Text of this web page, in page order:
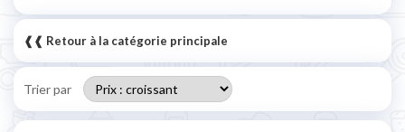
❰❰ Retour à la catégorie principale
Trier par